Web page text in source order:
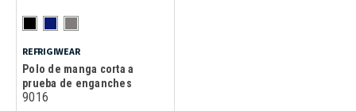
REFRIGIWEAR
Polo de manga corta a
prueba de enganches
9016